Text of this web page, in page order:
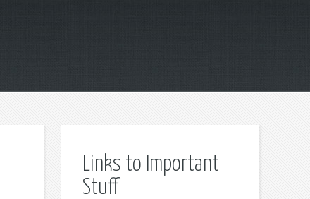
Links to Important
Stuff